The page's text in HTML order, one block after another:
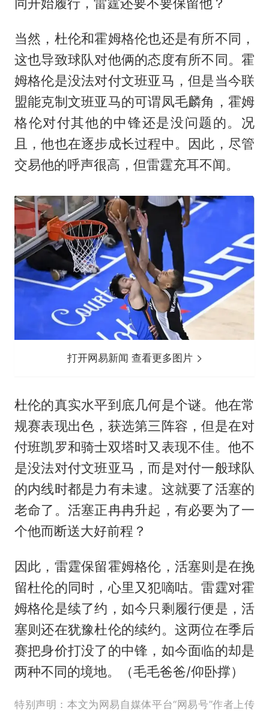
当然，杜伦和霍姆格伦也还是有所不同，
这也导致球队对他俩的态度有所不同。霍
姆格伦是没法对付文班亚马，但是当今联
盟能克制文班亚马的可谓凤毛麟角，霍姆
格伦对付其他的中锋还是没问题的。况
且，他也在逐步成长过程中。因此，尽管
交易他的呼声很高，但雷霆充耳不闻。
打开网易新闻 查看更多图片
杜伦的真实水平到底几何是个谜。他在常
规赛表现出色，获选第三阵容，但是在对
付班凯罗和骑士双塔时又表现不佳。他不
是没法对付文班亚马，而是对付一般球队
的内线时都是力有未逮。这就要了活塞的
老命了。活塞正冉冉升起，有必要为了一
个他而断送大好前程？
因此，雷霆保留霍姆格伦，活塞则是在挽
留杜伦的同时，心里又犯嘀咕。雷霆对霍
姆格伦是续了约，如今只剩履行便是，活
塞则还在犹豫杜伦的续约。这两位在季后
赛把身价打没了的中锋，如今面临的却是
两种不同的境地。（毛毛爸爸/仰卧撑）
特别声明：本文为网易自媒体平台“网易号”作者上传